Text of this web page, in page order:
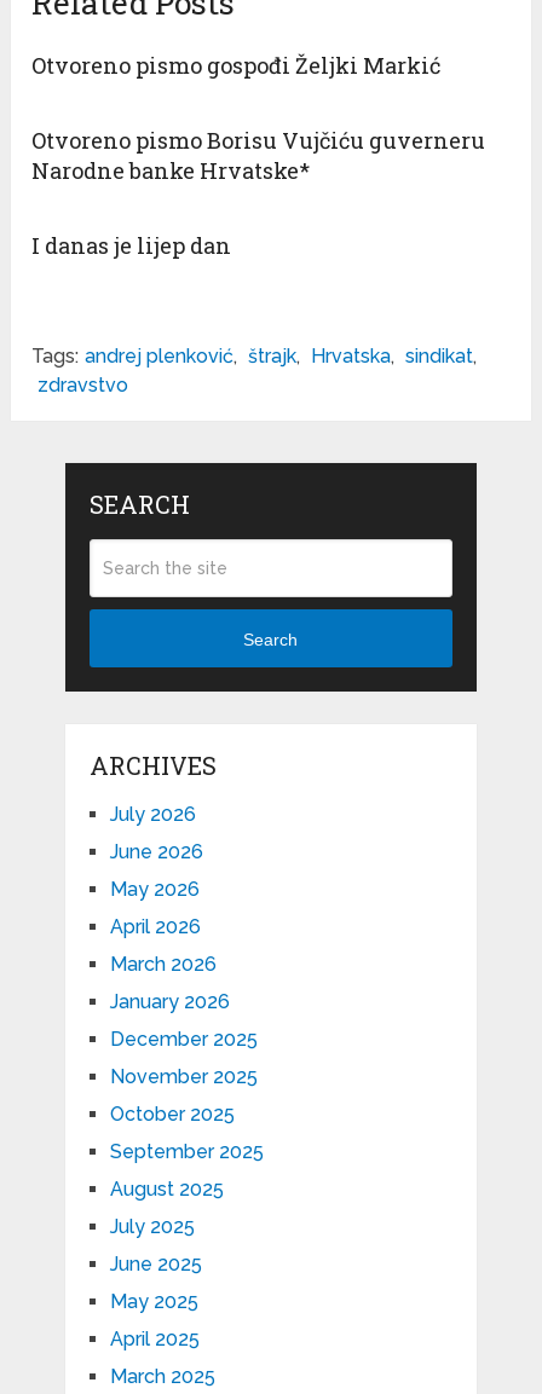
Otvoreno pismo gospođi Željki Markić
Otvoreno pismo Borisu Vujčiću guverneru
Narodne banke Hrvatske*
I danas je lijep dan
Tags: andrej plenković, štrajk, Hrvatska, sindikat,
zdravstvo
SEARCH
Search
ARCHIVES
July 2026
June 2026
May 2026
April 2026
March 2026
January 2026
December 2025
November 2025
October 2025
September 2025
August 2025
July 2025
June 2025
May 2025
April 2025
March 2025